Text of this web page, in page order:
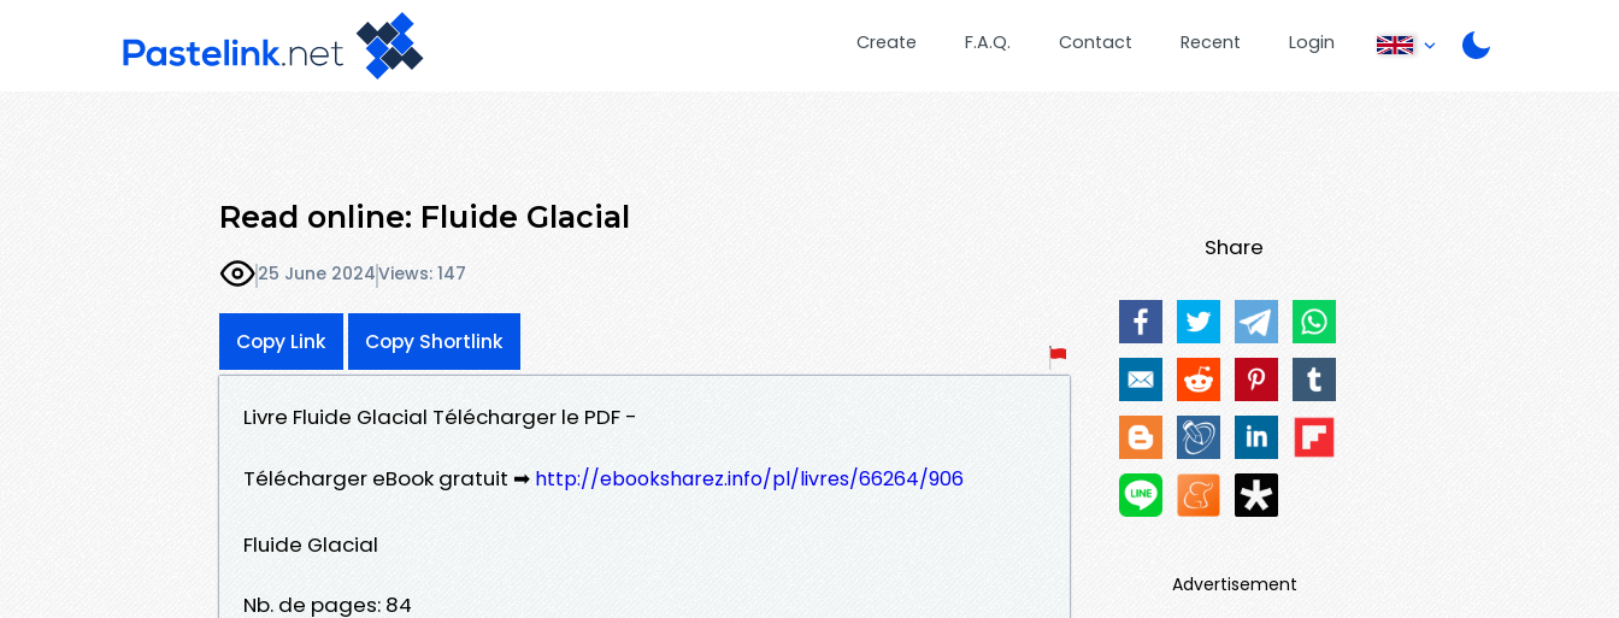
Create F.A.Q. Contact Recent Login
Read online: Fluide Glacial
25 June 2024Views: 147
Copy Link Copy Shortlink
Livre Fluide Glacial Télécharger le PDF -
Télécharger eBook gratuit ➡ http://ebooksharez.info/pl/livres/66264/906
Fluide Glacial
Nb. de pages: 84
Share
Advertisement